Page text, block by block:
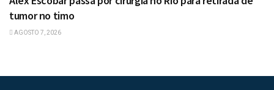
tumor no timo
AGOSTO 7, 2026